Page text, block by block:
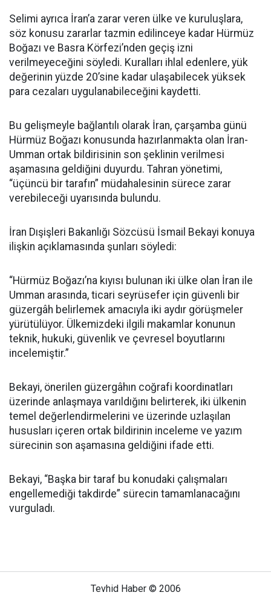
Selimi ayrıca İran’a zarar veren ülke ve kuruluşlara,
söz konusu zararlar tazmin edilinceye kadar Hürmüz
Boğazı ve Basra Körfezi’nden geçiş izni
verilmeyeceğini söyledi. Kuralları ihlal edenlere, yük
değerinin yüzde 20’sine kadar ulaşabilecek yüksek
para cezaları uygulanabileceğini kaydetti.
Bu gelişmeyle bağlantılı olarak İran, çarşamba günü
Hürmüz Boğazı konusunda hazırlanmakta olan İran-
Umman ortak bildirisinin son şeklinin verilmesi
aşamasına geldiğini duyurdu. Tahran yönetimi,
“üçüncü bir tarafın” müdahalesinin sürece zarar
verebileceği uyarısında bulundu.
İran Dışişleri Bakanlığı Sözcüsü İsmail Bekayi konuya
ilişkin açıklamasında şunları söyledi:
“Hürmüz Boğazı’na kıyısı bulunan iki ülke olan İran ile
Umman arasında, ticari seyrüsefer için güvenli bir
güzergâh belirlemek amacıyla iki aydır görüşmeler
yürütülüyor. Ülkemizdeki ilgili makamlar konunun
teknik, hukuki, güvenlik ve çevresel boyutlarını
incelemiştir.”
Bekayi, önerilen güzergâhın coğrafi koordinatları
üzerinde anlaşmaya varıldığını belirterek, iki ülkenin
temel değerlendirmelerini ve üzerinde uzlaşılan
hususları içeren ortak bildirinin inceleme ve yazım
sürecinin son aşamasına geldiğini ifade etti.
Bekayi, “Başka bir taraf bu konudaki çalışmaları
engellemediği takdirde” sürecin tamamlanacağını
vurguladı.
Tevhid Haber © 2006